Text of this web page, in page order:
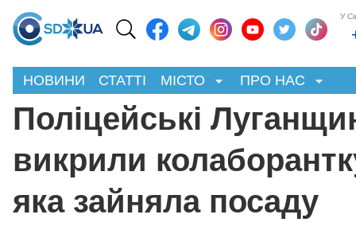
У
НОВИНИ СТАТТІ МІСТО ПРО НАС
Поліцейські
викрили
яка зайняла посаду